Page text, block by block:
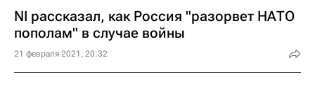
NI рассказал, как Россия "разорвет НАТО
пополам" в случае войны
21 февраля 2021, 20:32